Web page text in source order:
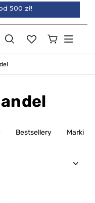
500 zł!
Bestsellery Marki